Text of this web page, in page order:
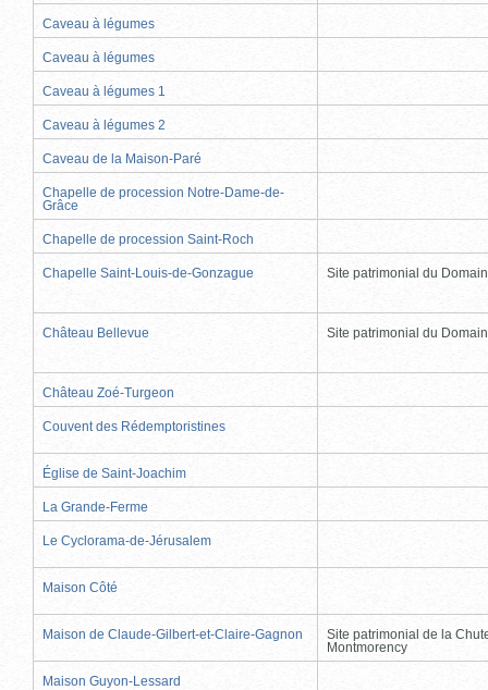
Caveau à légumes
Caveau à légumes
Caveau à légumes 1
Caveau à légumes 2
Caveau de la Maison-Paré
Chapelle de procession Notre-Dame-de-
Grâce
Chapelle de procession Saint-Roch
Chapelle Saint-Louis-de-Gonzague Site patrimonial du
Château Bellevue Site patrimonial du
Château Zoé-Turgeon
Couvent des Rédemptoristines
Église de Saint-Joachim
La Grande-Ferme
Le Cyclorama-de-Jérusalem
Maison Côté
Maison de Claude-Gilbert-et-Claire-Gagnon
Site patrimonial de la
Montmorency
Maison Guyon-Lessard